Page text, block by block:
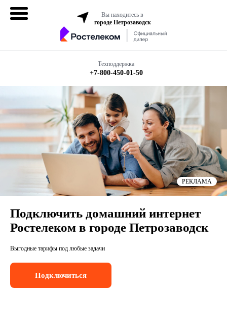
Вы находитесь в
городе Петрозаводск
Техподдержка
+7-800-450-01-50
Интернет + ТВ
Все в одном
Все тарифы
Мобильная
Бизнесу
Подключить домашний интернет
Ростелеком в городе Петрозаводск
Выгодные тарифы под любые задачи
Подключиться
РЕКЛАМА